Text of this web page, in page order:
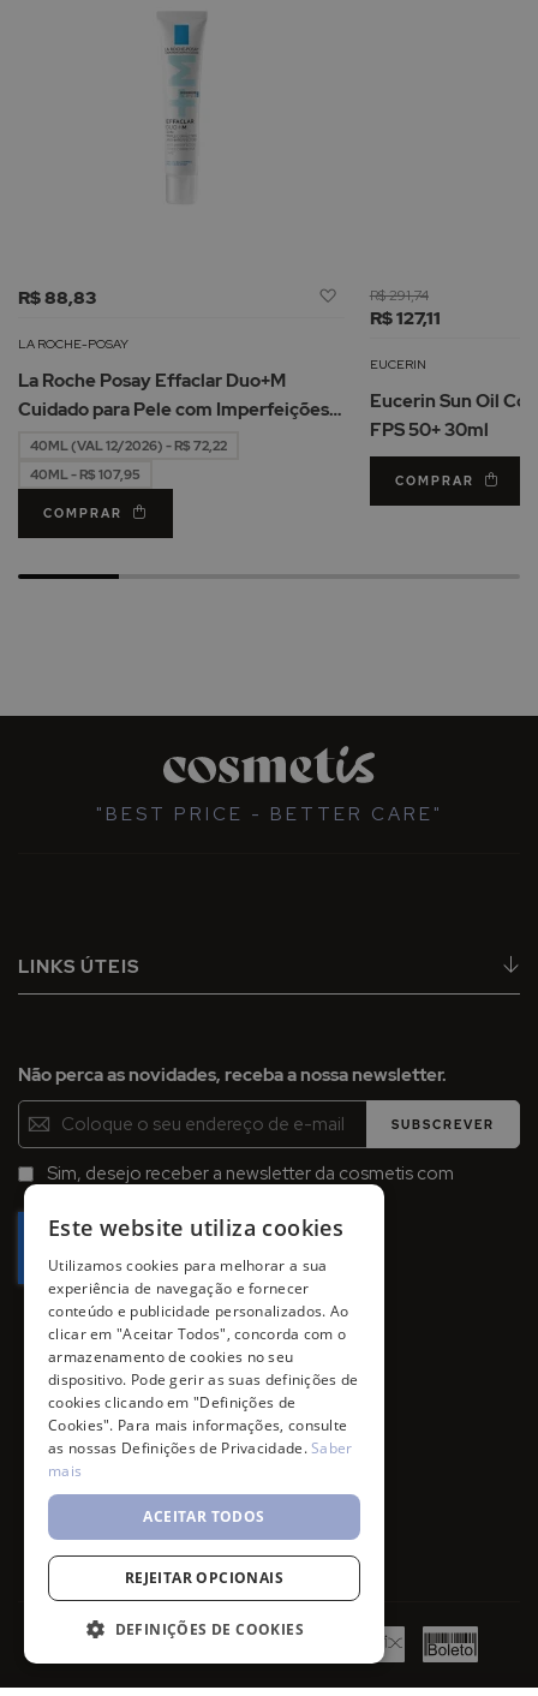
R$ 88,83
Adicionar
Desejos
LA ROCHE-POSAY
La Roche Posay Effaclar Duo+M
Cuidado para Pele com Imperfeições
40ml
40ML (VAL 12/2026) - R$ 72,22
40ML - R$ 107,95
COMPRAR
R$ 127,11
R$ 291,74
EUCERIN
Eucerin Sun Oil
FPS 50+ 30ml
COMPRAR
"BEST PRICE - BETTER CARE"
LINKS ÚTEIS
Não perca as novidades, receba a nossa newsletter.
Inscreva-
se
na
Newsletter:
SUBSCREVER
Sim, desejo receber a newsletter da cosmetis com
Este website utiliza cookies
Utilizamos cookies para melhorar a sua
experiência de navegação e fornecer
conteúdo e publicidade personalizados. Ao
clicar em "Aceitar Todos", concorda com o
armazenamento de cookies no seu
dispositivo. Pode gerir as suas definições de
cookies clicando em "Definições de
Cookies". Para mais informações, consulte
as nossas Definições de Privacidade.Saber
mais
ACEITAR TODOS
REJEITAR OPCIONAIS
DEFINIÇÕES DE COOKIES